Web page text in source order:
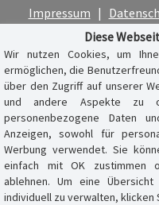
Impressum |
Diese
Wir nutzen Cookies, um
ermöglichen, die
über den Zugriff auf unserer
und andere Aspekte zu
personenbezogene Daten
Anzeigen, sowohl für
Werbung verwendet. Sie
einfach mit OK zustimmen
ablehnen. Um eine
individuell zu verwalten, klicken